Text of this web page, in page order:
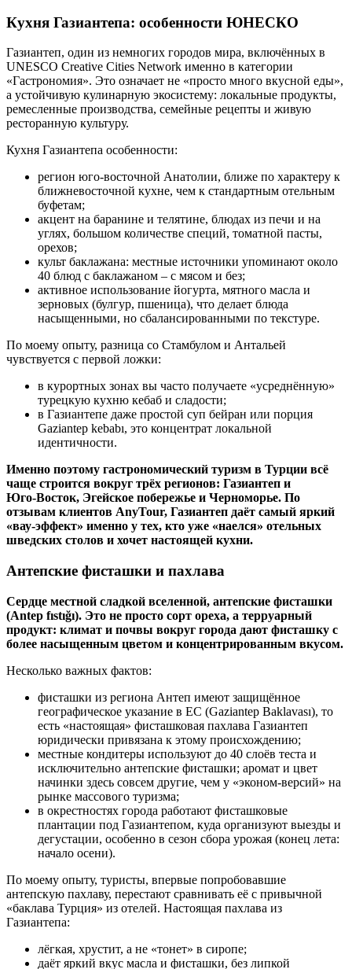
Кухня Газиантепа: особенности ЮНЕСКО
Газиантеп, один из немногих городов мира, включённых в
UNESCO Creative Cities Network именно в категории
«Гастрономия». Это означает не «просто много вкусной еды»,
а устойчивую кулинарную экосистему: локальные продукты,
ремесленные производства, семейные рецепты и живую
ресторанную культуру.
Кухня Газиантепа особенности:
регион юго‑восточной Анатолии, ближе по характеру к
ближневосточной кухне, чем к стандартным отельным
буфетам;
акцент на баранине и телятине, блюдах из печи и на
углях, большом количестве специй, томатной пасты,
орехов;
культ баклажана: местные источники упоминают около
40 блюд с баклажаном – с мясом и без;
активное использование йогурта, мятного масла и
зерновых (булгур, пшеница), что делает блюда
насыщенными, но сбалансированными по текстуре.
По моему опыту, разница со Стамбулом и Антальей
чувствуется с первой ложки:
в курортных зонах вы часто получаете «усреднённую»
турецкую кухню кебаб и сладости;
в Газиантепе даже простой суп бейран или порция
Gaziantep kebabı, это концентрат локальной
идентичности.
Именно поэтому гастрономический туризм в Турции всё
чаще строится вокруг трёх регионов: Газиантеп и
Юго‑Восток, Эгейское побережье и Черноморье. По
отзывам клиентов AnyTour, Газиантеп даёт самый яркий
«вау‑эффект» именно у тех, кто уже «наелся» отельных
шведских столов и хочет настоящей кухни.
Антепские фисташки и пахлава
Сердце местной сладкой вселенной, антепские фисташки
(Antep fıstığı). Это не просто сорт ореха, а терруарный
продукт: климат и почвы вокруг города дают фисташку с
более насыщенным цветом и концентрированным вкусом.
Несколько важных фактов:
фисташки из региона Антеп имеют защищённое
географическое указание в ЕС (Gaziantep Baklavası), то
есть «настоящая» фисташковая пахлава Газиантеп
юридически привязана к этому происхождению;
местные кондитеры используют до 40 слоёв теста и
исключительно антепские фисташки; аромат и цвет
начинки здесь совсем другие, чем у «эконом‑версий» на
рынке массового туризма;
в окрестностях города работают фисташковые
плантации под Газиантепом, куда организуют выезды и
дегустации, особенно в сезон сбора урожая (конец лета:
начало осени).
По моему опыту, туристы, впервые попробовавшие
антепскую пахлаву, перестают сравнивать её с привычной
«баклава Турция» из отелей. Настоящая пахлава из
Газиантепа:
лёгкая, хрустит, а не «тонет» в сиропе;
даёт яркий вкус масла и фисташки, без липкой